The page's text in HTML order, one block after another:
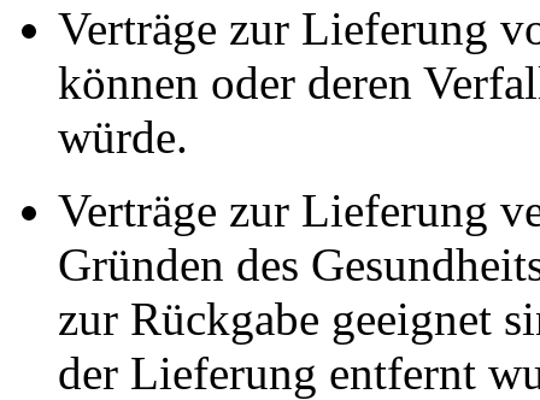
Verträge zur Lieferung
können oder deren
würde.
Verträge zur Lieferung
Gründen des
zur Rückgabe geeignet
der Lieferung entfernt